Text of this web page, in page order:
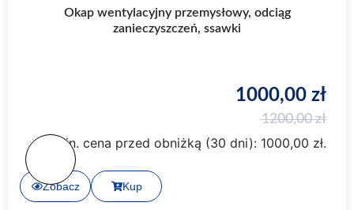
Okap wentylacyjny przemysłowy, odciąg
zanieczyszczeń, ssawki
1200,00zł
1000,00 zł
Min. cena przed obniżką (30 dni): 1000,00 zł.
Zobacz Kup